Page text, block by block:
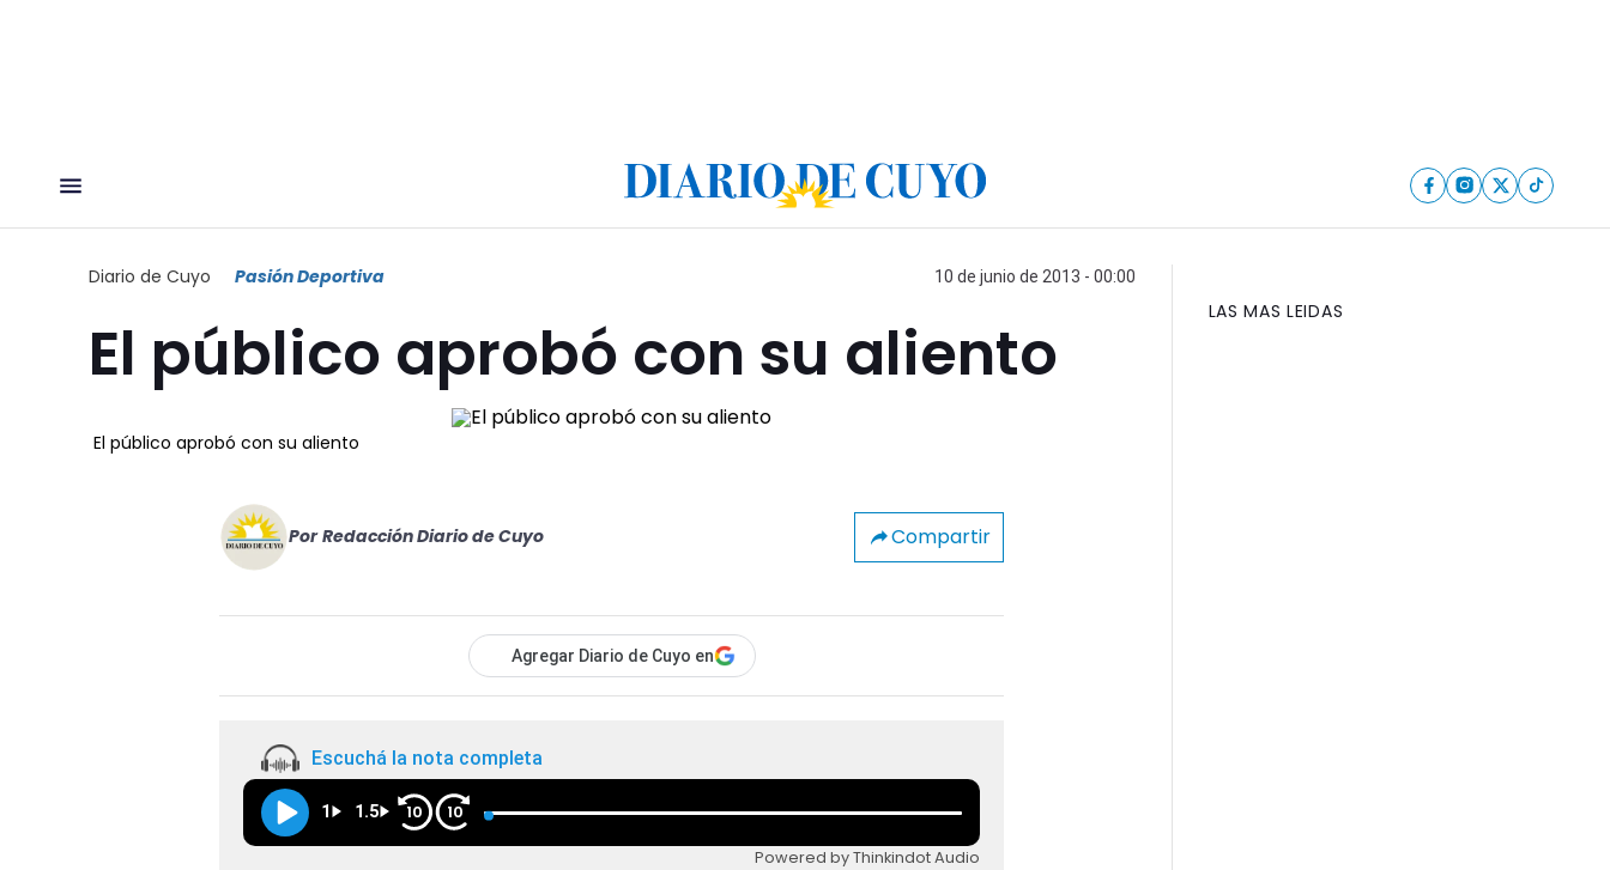
Diario de Cuyo Pasión Deportiva 10 de junio de 2013 - 00:00
El público aprobó con su aliento
El público aprobó con su aliento
Por Redacción Diario de Cuyo Compartir
Agregar Diario de Cuyo en
Escuchá la nota completa
1 1.5 10 10
Powered by Thinkindot Audio
LAS MAS LEIDAS